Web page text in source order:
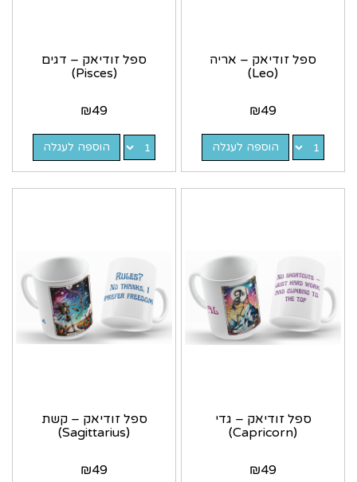
ספל זודיאק – אריה
(Leo)
₪49
הוספה לעגלה
ספל זודיאק – דגים
(Pisces)
₪49
הוספה לעגלה
ספל זודיאק – גדי
(Capricorn)
₪49
ספל זודיאק – קשת
(Sagittarius)
₪49